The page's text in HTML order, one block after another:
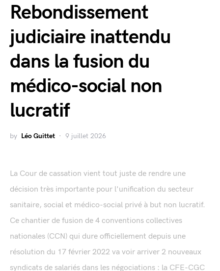
Rebondissement
judiciaire inattendu
dans la fusion du
médico-social non
lucratif
by Léo Guittet 9 juillet 2026
La Cour de cassation vient tout juste de rendre une
décision très importante pour l'unification du secteur
sanitaire, social et médico-social privé à but non lucratif.
Ce chantier de fusion de 4 conventions collectives
nationales (CCN) qui dure officiellement depuis une
résolution du 17 février 2022 va voir arriver 2 nouveaux
syndicats de salariés dans les négociations : la CFE-CGC